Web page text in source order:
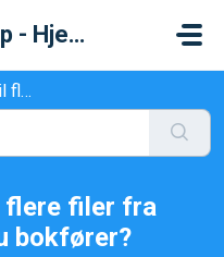
Systima Regnskap - Hjelpesenter
bokf...
flere filer fra
bokfører?